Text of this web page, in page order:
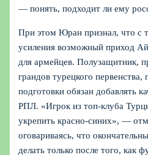
— понять, подходит ли ему
При этом Юран признал, что с
усиления возможный приход
для армейцев. Полузащитник,
грандов турецкого
подготовки обязан добавлять
РПЛ. «Игрок из топ-клуба
укрепить красно-синих», —
оговариваясь, что
делать только после того, как